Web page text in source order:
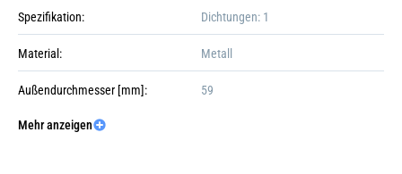
Spezifikation: Dichtungen: 1
Material: Metall
Außendurchmesser [mm]: 59
Innendurchmesser [mm]:
Mehr anzeigen